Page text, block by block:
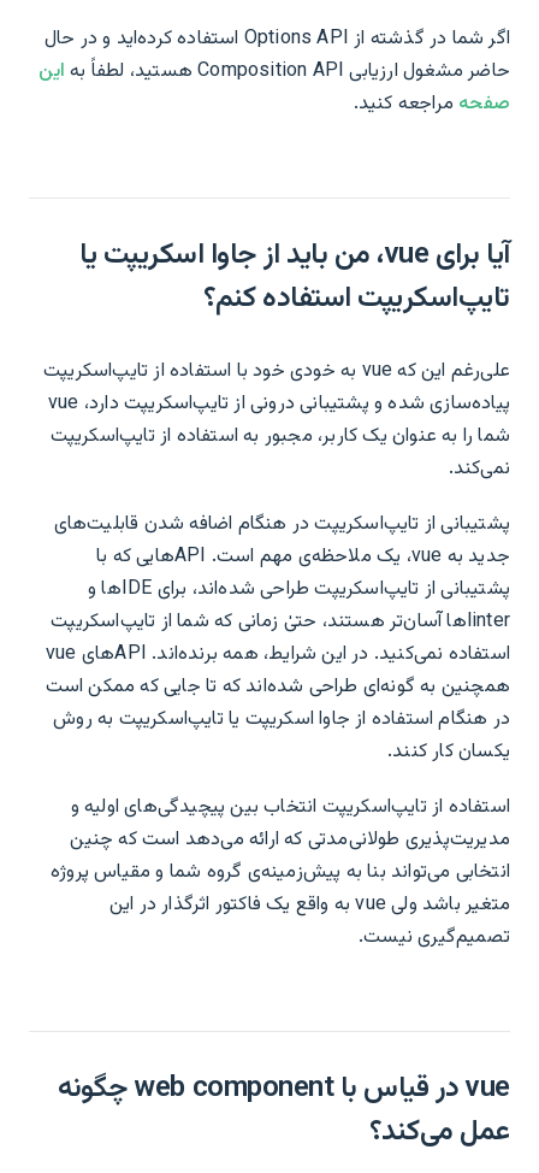
اگر شما در گذشته از Options API استفاده کرده‌اید و در حال
حاضر مشغول ارزیابی Composition API هستید، لطفاً به
این
صفحه مراجعه کنید.
آیا برای vue، من باید از جاوا اسکریپت یا
تایپ‌اسکریپت استفاده کنم؟
علی‌رغم این که vue به خودی خود با استفاده از تایپ‌اسکریپت
پیاده‌سازی شده و پشتیبانی درونی از تایپ‌اسکریپت دارد، vue
شما را به عنوان یک کاربر، مجبور به استفاده از تایپ‌اسکریپت
نمی‌کند.
پشتیبانی از تایپ‌اسکریپت در هنگام اضافه شدن قابلیت‌های
جدید به vue، یک ملاحظه‌ی مهم است. APIهایی که با
پشتیبانی از تایپ‌اسکریپت طراحی شده‌اند، برای IDEها و
linterها آسان‌تر هستند، حتیٰ زمانی که شما از تایپ‌اسکریپت
استفاده نمی‌کنید. در این شرایط، همه برنده‌اند. APIهای vue
همچنین به گونه‌ای طراحی شده‌اند که تا جایی که ممکن است
در هنگام استفاده از جاوا اسکریپت یا تایپ‌اسکریپت به روش
یکسان کار کنند.
استفاده از تایپ‌اسکریپت انتخاب بین پیچیدگی‌های اولیه و
مدیریت‌پذیری طولانی‌مدتی که ارائه می‌دهد است که چنین
انتخابی می‌تواند بنا به پیش‌زمینه‌ی گروه شما و مقیاس پروژه
متغیر باشد ولی vue به واقع یک فاکتور اثرگذار در این
تصمیم‌گیری نیست.
vue در قیاس با web component چگونه
عمل می‌کند؟